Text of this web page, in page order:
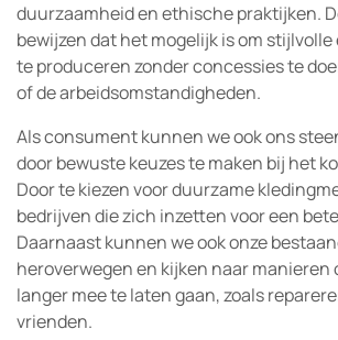
duurzaamheid en ethische praktijken.
bewijzen dat het mogelijk is om
te produceren zonder concessies te
of de arbeidsomstandigheden.
Als consument kunnen we ook ons
door bewuste keuzes te maken bij het
Door te kiezen voor duurzame
bedrijven die zich inzetten voor een
Daarnaast kunnen we ook onze
heroverwegen en kijken naar manieren
langer mee te laten gaan, zoals
vrienden.